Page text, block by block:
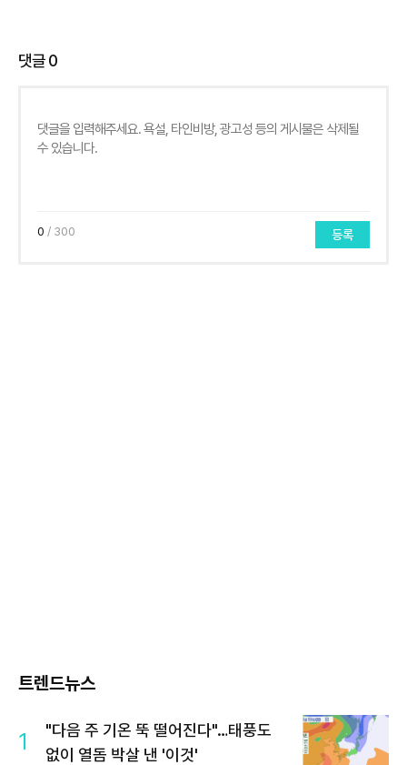
댓글0
0 / 300 등록
트렌드뉴스
1
"다음 주 기온 뚝 떨어진다"…태풍도
없이 열돔 박살 낸 '이것'